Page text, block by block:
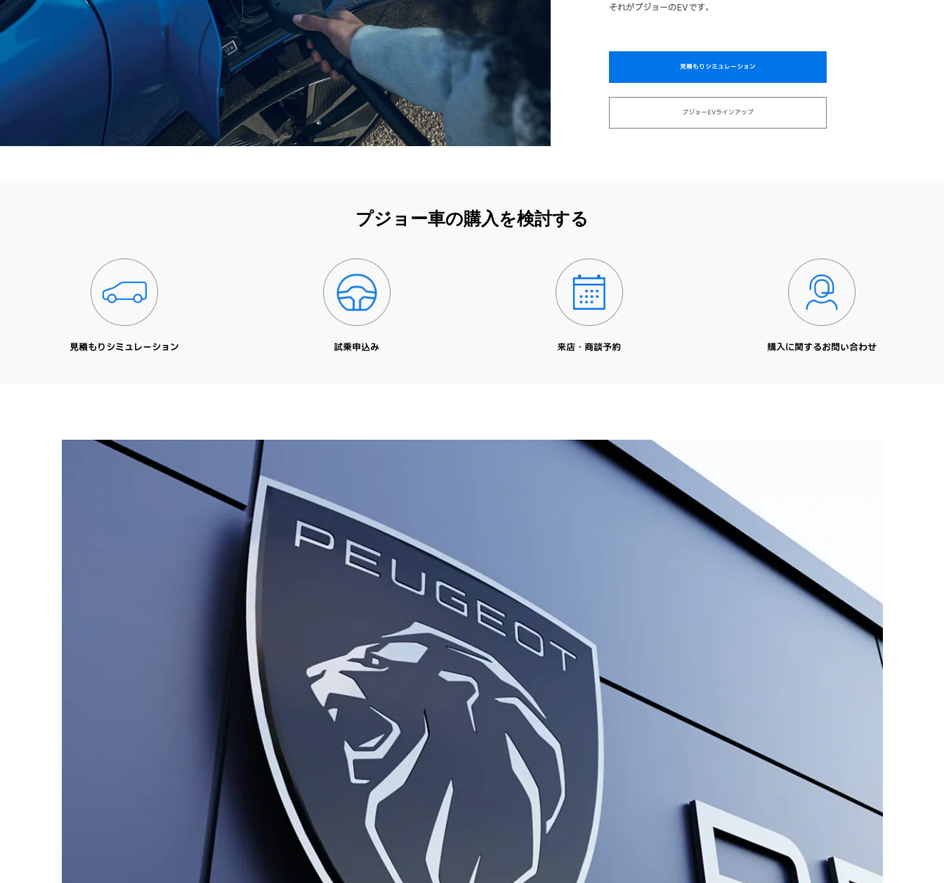
それがプジョーのEVです。
見積もりシミュレーション
プジョーEVラインアップ
プジョー車の購入を検討する
見積もりシミュレーション 試乗申込み 来店・商談予約 購入に関するお問い合わせ